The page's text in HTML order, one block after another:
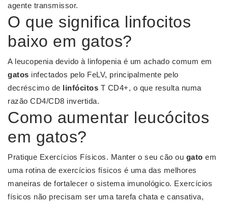
agente transmissor.
O que significa linfocitos
baixo em gatos?
A leucopenia devido à linfopenia é um achado comum em
gatos infectados pelo FeLV, principalmente pelo
decréscimo de linfócitos T CD4+, o que resulta numa
razão CD4/CD8 invertida.
Como aumentar leucócitos
em gatos?
Pratique Exercícios Físicos. Manter o seu cão ou gato em
uma rotina de exercícios físicos é uma das melhores
maneiras de fortalecer o sistema imunológico. Exercícios
físicos não precisam ser uma tarefa chata e cansativa,